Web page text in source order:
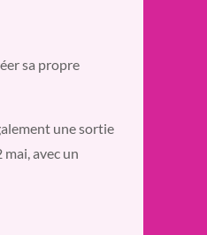
sa propre
une sortie
avec un